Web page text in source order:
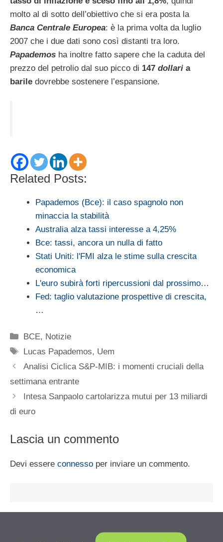
molto al di sotto dell’obiettivo che si era posta la
Banca Centrale Europea: è la prima volta da luglio
2007 che i due dati sono così distanti tra loro.
Papademos ha inoltre fatto sapere che la caduta del
prezzo del petrolio dal suo picco di 147 dollari a
barile dovrebbe sostenere l’espansione.
Related Posts:
Papademos (Bce): il caso spagnolo non
minaccia la stabilità
Australia alza tassi interesse a 4,25%
Bce: tassi, ancora un nulla di fatto
Stati Uniti: l'FMI alza le stime sulla crescita
economica
L'euro subirà forti ripercussioni dal prossimo…
Fed: taglio valutazione prospettive di crescita,
…
Categorie
BCE, Notizie
Tag
Lucas Papademos, Uem
Analisi Ciclica S&P-MIB: i momenti cruciali della
settimana entrante
Intesa Sanpaolo cartolarizza mutui per 13 miliardi
di euro
Lascia un commento
Devi essere connesso per inviare un commento.